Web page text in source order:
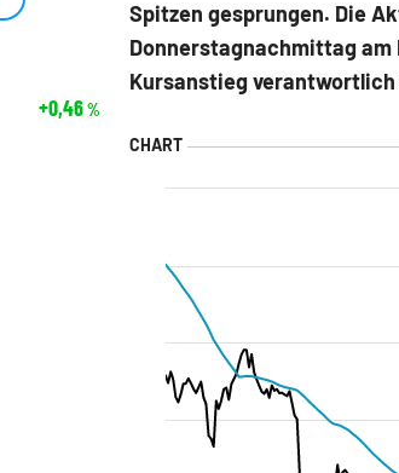
Spitzen gesprungen. Die
Donnerstagnachmittag
Kursanstieg
+0,46%